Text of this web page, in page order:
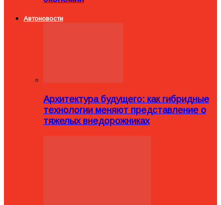
Автоновости
Архитектура будущего: как гибридные
технологии меняют представление о
тяжелых внедорожниках